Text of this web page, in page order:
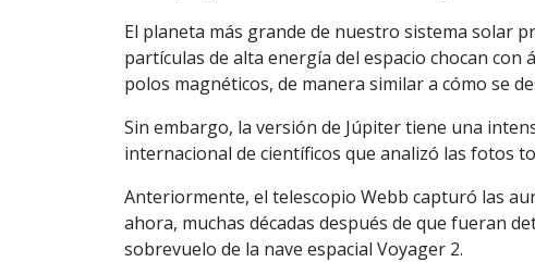
El planeta más grande de nuestro sistema solar
partículas de alta energía del espacio chocan con
polos magnéticos, de manera similar a cómo se
Sin embargo, la versión de Júpiter tiene una
internacional de científicos que analizó las fotos
Anteriormente, el telescopio Webb capturó las
ahora, muchas décadas después de que fueran
sobrevuelo de la nave espacial Voyager 2.